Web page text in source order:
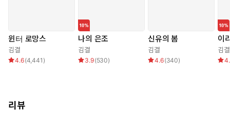
그의 턱짓 한번에 은조가 쫓겨 나간 뒤 테이블을 정리하던 비서의
손에서 서류봉투가 후두둑 떨어졌다.
윈터 로망스
김결
4.6(4,441 )
나의 은조
김결
3.9(530)
신유의 봄
김결
4.6(340)
이
김결
리뷰